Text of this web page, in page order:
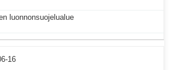
luonnonsuojelualue
16